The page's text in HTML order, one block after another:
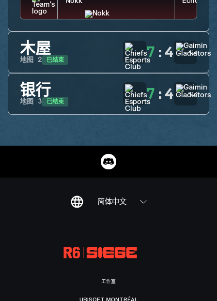
木屋
地图 2 已结束 7 : 4
银行
地图 3 已结束 7 : 4
简体中文
工作室
UBISOFT MONTRÉAL